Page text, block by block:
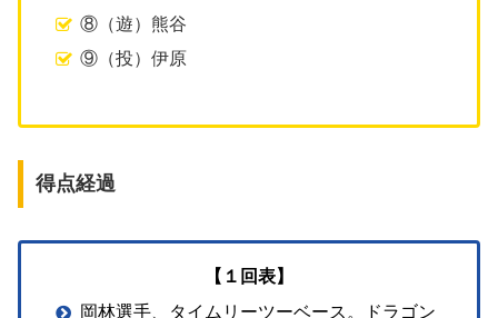
⑧（遊）熊谷
⑨（投）伊原
得点経過
【１回表】
岡林選手、タイムリーツーベース。ドラゴン